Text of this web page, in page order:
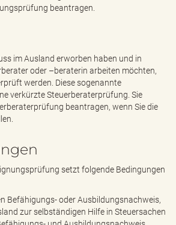
b
n
beantragen.
im Ausland erworben haben und in
oder –beraterin arbeiten möchten,
werden. Diese sogenannte
verkürzte Steuerberaterprüfung. Sie
beantragen, wenn Sie die
setzt folgende Bedingungen
Befähigungs- oder Ausbildungsnachweis,
zur selbständigen Hilfe in Steuersachen